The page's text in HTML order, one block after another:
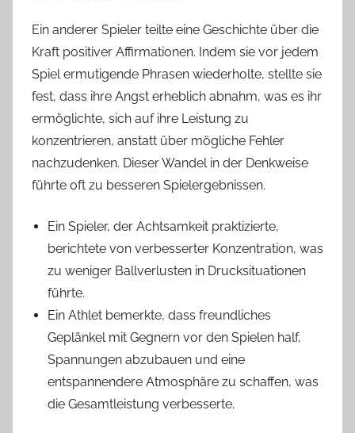
Ein anderer Spieler teilte eine Geschichte über die
Kraft positiver Affirmationen. Indem sie vor jedem
Spiel ermutigende Phrasen wiederholte, stellte sie
fest, dass ihre Angst erheblich abnahm, was es ihr
ermöglichte, sich auf ihre Leistung zu
konzentrieren, anstatt über mögliche Fehler
nachzudenken. Dieser Wandel in der Denkweise
führte oft zu besseren Spielergebnissen.
Ein Spieler, der Achtsamkeit praktizierte,
berichtete von verbesserter Konzentration, was
zu weniger Ballverlusten in Drucksituationen
führte.
Ein Athlet bemerkte, dass freundliches
Geplänkel mit Gegnern vor den Spielen half,
Spannungen abzubauen und eine
entspannendere Atmosphäre zu schaffen, was
die Gesamtleistung verbesserte.